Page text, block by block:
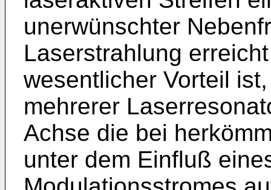
unerwünschter
Laserstrahlung
wesentlicher Vorteil
mehrerer
Achse die bei
unter dem Einfluß